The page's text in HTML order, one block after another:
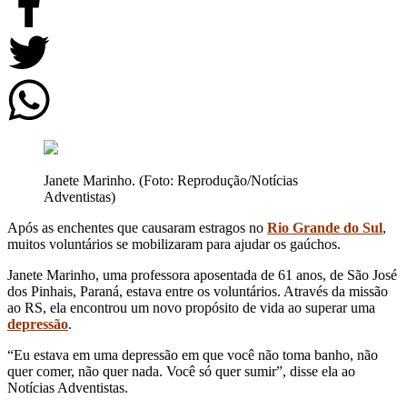
Janete Marinho. (Foto: Reprodução/Notícias
Adventistas)
Após as enchentes que causaram estragos no Rio Grande do Sul,
muitos voluntários se mobilizaram para ajudar os gaúchos.
Janete Marinho, uma professora aposentada de 61 anos, de São José
dos Pinhais, Paraná, estava entre os voluntários. Através da missão
ao RS, ela encontrou um novo propósito de vida ao superar uma
depressão.
“Eu estava em uma depressão em que você não toma banho, não
quer comer, não quer nada. Você só quer sumir”, disse ela ao
Notícias Adventistas.